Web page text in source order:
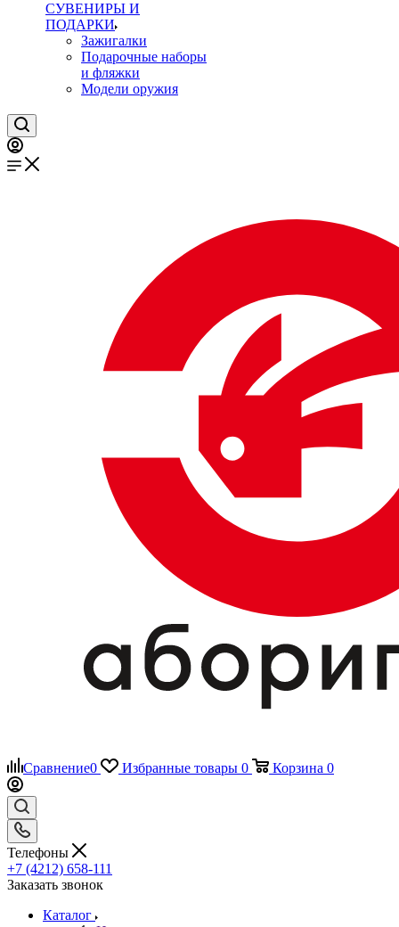
СУВЕНИРЫ И
ПОДАРКИ
Зажигалки
Подарочные наборы
и фляжки
Модели оружия
Сравнение0 Избранные товары 0 Корзина 0
Телефоны
+7 (4212) 658-111
Заказать звонок
Каталог